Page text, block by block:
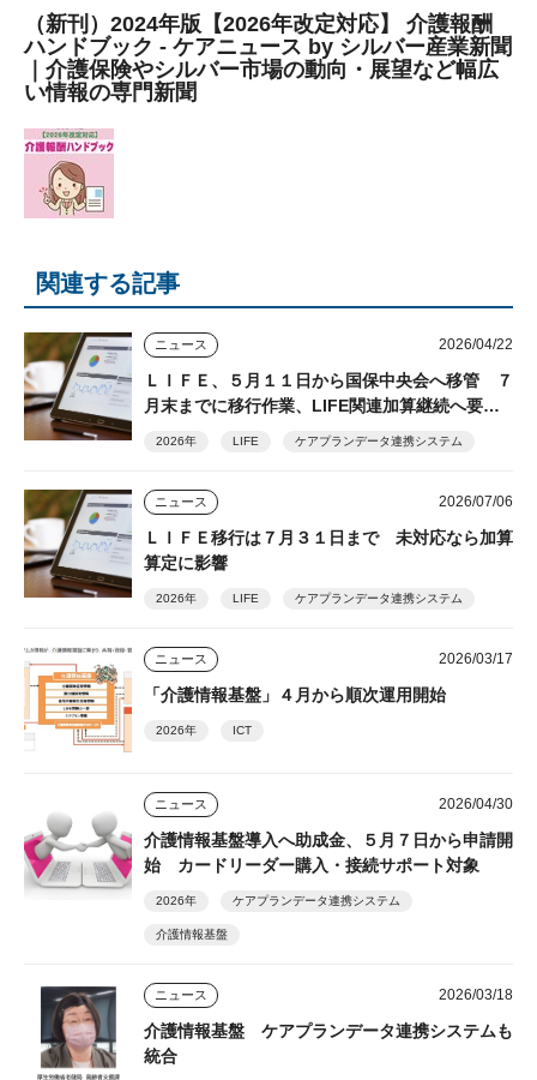
（新刊）2024年版【2026年改定対応】 介護報酬
ハンドブック - ケアニュース by シルバー産業新聞
｜介護保険やシルバー市場の動向・展望など幅広
い情報の専門新聞
関連する記事
ニュース 2026/04/22
ＬＩＦＥ、５月１１日から国保中央会へ移管 ７
月末までに移行作業、LIFE関連加算継続へ要対
2026年 LIFE ケアプランデータ連携システム
ニュース 2026/07/06
ＬＩＦＥ移行は７月３１日まで 未対応なら加算
算定に影響
2026年 LIFE ケアプランデータ連携システム
ニュース 2026/03/17
「介護情報基盤」４月から順次運用開始
2026年 ICT
ニュース 2026/04/30
介護情報基盤導入へ助成金、５月７日から申請開
始 カードリーダー購入・接続サポート対象
2026年 ケアプランデータ連携システム
介護情報基盤
ニュース 2026/03/18
介護情報基盤 ケアプランデータ連携システムも
統合